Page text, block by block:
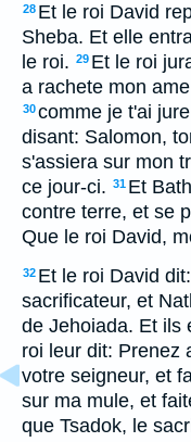
28 Et le roi David
Sheba. Et elle
le roi. 29 Et le roi
a rachete mon
30comme je t'ai
disant: Salomon,
s'assiera sur mon
ce jour-ci. 31 Et
contre terre, et se
Que le roi David,
32 Et le roi David
sacrificateur, et
de Jehoiada. Et ils
roi leur dit: Prenez
votre seigneur, et
sur ma mule, et
que Tsadok, le